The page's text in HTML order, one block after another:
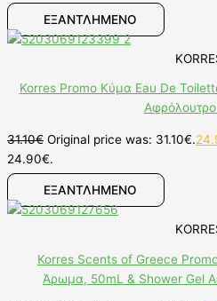
ΕΞΑΝΤΛΗΜΕΝΟ
Korres Promo Κύμα Eau De
31.10€ Original price was: 31.10€.
24.90€.
ΕΞΑΝΤΛΗΜΕΝΟ
Korres Scents of Greece
Άρωμα, 50mL & Shower Gel